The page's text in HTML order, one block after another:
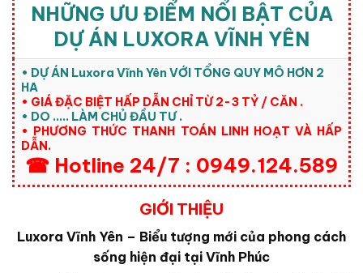
NHỮNG ƯU ĐIỂM NỔI BẬT CỦA
DỰ ÁN LUXORA VĨNH YÊN
• DỰ ÁN Luxora Vĩnh Yên VỚI TỔNG QUY MÔ HƠN 2
HA
• GIÁ ĐẶC BIỆT HẤP DẪN CHỈ TỪ 2-3 TỶ / CĂN .
• DO ….. LÀM CHỦ ĐẦU TƯ .
• PHƯƠNG THỨC THANH TOÁN LINH HOẠT VÀ HẤP
DẪN.
☎ Hotline 24/7 : 0949.124.589
GIỚI THIỆU
Luxora Vĩnh Yên – Biểu tượng mới của phong cách
sống hiện đại tại Vĩnh Phúc